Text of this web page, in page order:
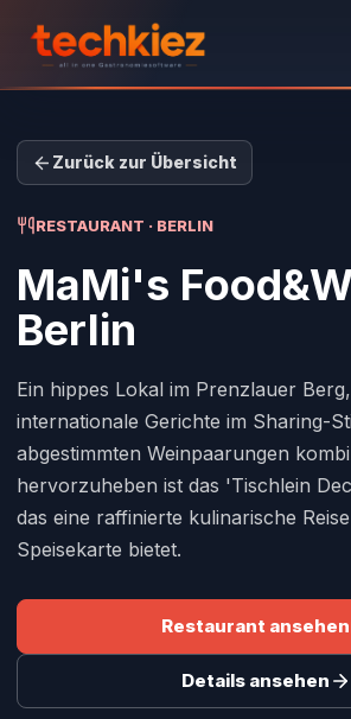
Zurück zur Übersicht
RESTAURANT · BERLIN
MaMi's
Berlin
Ein hippes Lokal im Prenzlauer
internationale Gerichte im Sharing-
abgestimmten Weinpaarungen
hervorzuheben ist das 'Tischlein
das eine raffinierte kulinarische
Speisekarte bietet.
Restaurant ansehen
Details ansehen